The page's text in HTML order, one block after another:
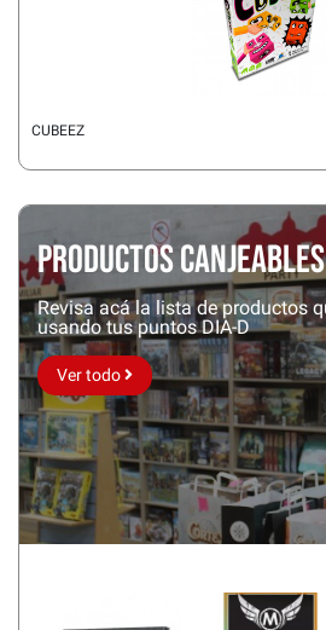
CUBEEZ
Productos Canjeables
Revisa acá la lista de productos
usando tus puntos DIA-D
Ver todo